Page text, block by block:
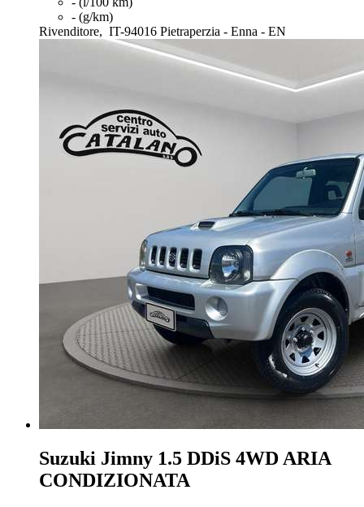
- (g/km)
Rivenditore, IT-94016 Pietraperzia - Enna - EN
Suzuki Jimny 1.5 DDiS 4WD ARIA
CONDIZIONATA